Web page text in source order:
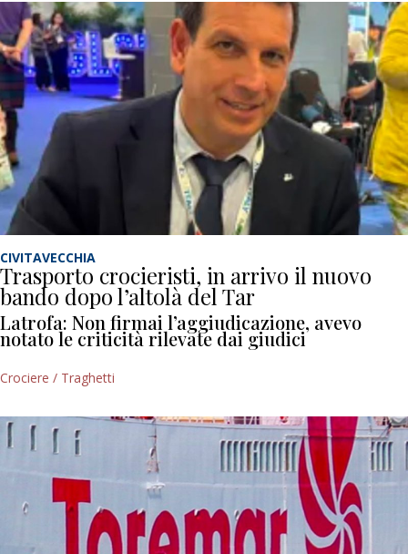
CIVITAVECCHIA
Trasporto crocieristi, in arrivo il nuovo
bando dopo l’altolà del Tar
Latrofa: Non firmai l’aggiudicazione, avevo
notato le criticità rilevate dai giudici
Crociere / Traghetti